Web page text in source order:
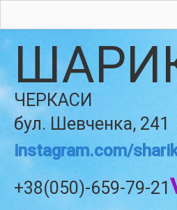
ЧЕРКАСИ
бул. Шевченка, 241
instagram.com/
+38(050)-659-79-21